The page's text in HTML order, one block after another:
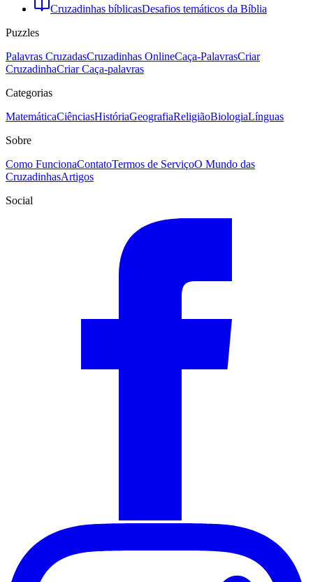
Cruzadinhas bíblicasDesafios temáticos da Bíblia
Puzzles
Palavras CruzadasCruzadinhas OnlineCaça-PalavrasCriar
CruzadinhaCriar Caça-palavras
Categorias
MatemáticaCiênciasHistóriaGeografiaReligiãoBiologiaLínguas
Sobre
Como FuncionaContatoTermos de ServiçoO Mundo das
CruzadinhasArtigos
Social